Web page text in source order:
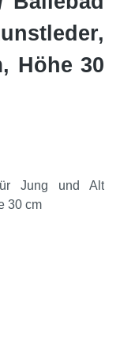
Höhe 30